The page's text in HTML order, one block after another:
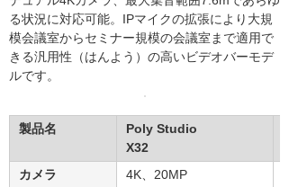
る状況に対応可能。IPマイクの拡張により大規
模会議室からセミナー規模の会議室まで適用で
きる汎用性（はんよう）の高いビデオバーモデ
ルです。
製品名
Poly Studio
X32
カメラ
4K、20MP